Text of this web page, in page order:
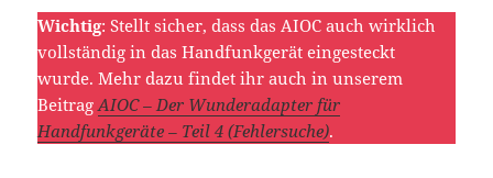
Wichtig: Stellt sicher, dass das AIOC auch wirklich
vollständig in das Handfunkgerät eingesteckt
wurde. Mehr dazu findet ihr auch in unserem
BeitragAIOC – Der Wunderadapter für
Handfunkgeräte – Teil 4 (Fehlersuche).